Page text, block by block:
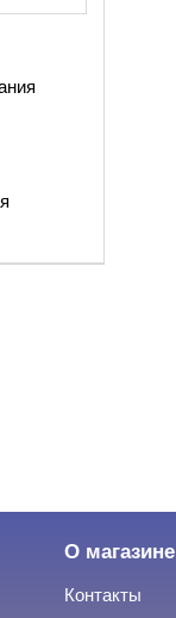
О магазине
Контакты